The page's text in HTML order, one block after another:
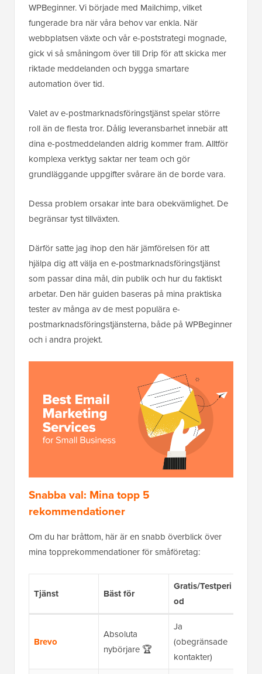
WPBeginner. Vi började med Mailchimp, vilket
fungerade bra när våra behov var enkla. När
webbplatsen växte och vår e-poststrategi mognade,
gick vi så småningom över till Drip för att skicka mer
riktade meddelanden och bygga smartare
automation över tid.
Valet av e-postmarknadsföringstjänst spelar större
roll än de flesta tror. Dålig leveransbarhet innebär att
dina e-postmeddelanden aldrig kommer fram. Alltför
komplexa verktyg saktar ner team och gör
grundläggande uppgifter svårare än de borde vara.
Dessa problem orsakar inte bara obekvämlighet. De
begränsar tyst tillväxten.
Därför satte jag ihop den här jämförelsen för att
hjälpa dig att välja en e-postmarknadsföringstjänst
som passar dina mål, din publik och hur du faktiskt
arbetar. Den här guiden baseras på mina praktiska
tester av många av de mest populära e-
postmarknadsföringstjänsterna, både på WPBeginner
och i andra projekt.
Snabba val: Mina topp 5
rekommendationer
Om du har bråttom, här är en snabb överblick över
mina topprekommendationer för småföretag:
Tjänst Bäst för
Gratis/Testperi
od
Brevo
Absoluta
nybörjare 🏆
Ja
(obegränsade
kontakter)